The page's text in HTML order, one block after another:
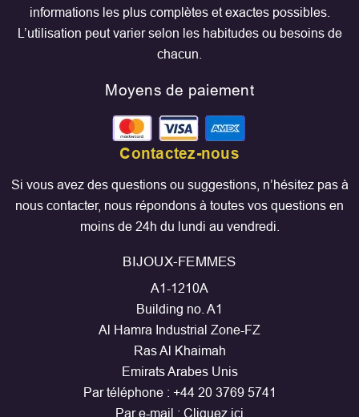
informations les plus complètes et exactes possibles.
L’utilisation peut varier selon les habitudes ou besoins de
chacun.
Moyens de paiement
Contactez-nous
Si vous avez des questions ou suggestions, n’hésitez pas à
nous contacter, nous répondons à toutes vos questions en
moins de 24h du lundi au vendredi.
BIJOUX-FEMMES
A1-1210A
Building no. A1
Al Hamra Industrial Zone-FZ
Ras Al Khaimah
Emirats Arabes Unis
Par téléphone : +44 20 3769 5741
Par e-mail : Cliquez ici